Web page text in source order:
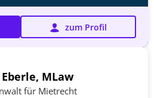
zum Profil
MLaw
für Mietrecht